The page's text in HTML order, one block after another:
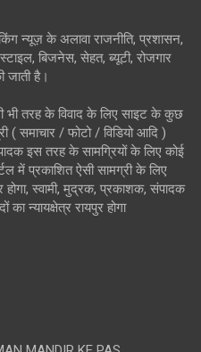
न्यूज़ के अलावा राजनीति, प्रशासन,
बिजनेस, सेहत, ब्यूटी, रोजगार
जाती है।
भी तरह के विवाद के लिए साइट के कुछ
( समाचार / फोटो / विडियो आदि )
इस तरह के सामग्रियों के लिए कोई
में प्रकाशित ऐसी सामग्री के लिए
होगा, स्वामी, मुद्रक, प्रकाशक, संपादक
का न्यायक्षेत्र रायपुर होगा